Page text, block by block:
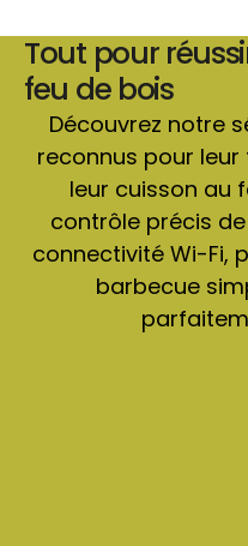
Tout pour
feu de bois
Découvrez notre
reconnus pour
leur cuisson au
contrôle précis
connectivité Wi-Fi,
barbecue